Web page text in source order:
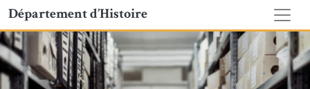
Département d’Histoire